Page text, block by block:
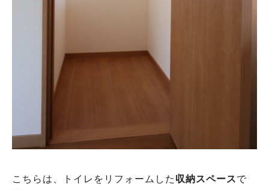
こちらは、トイレをリフォームした 収納スペースで